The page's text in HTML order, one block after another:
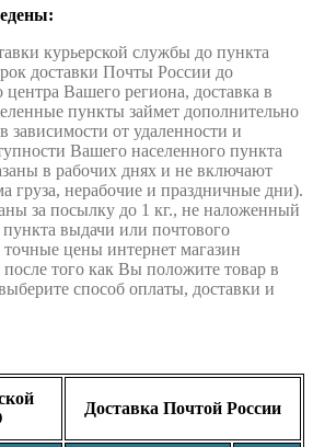
курьерской службы до пункта
доставки Почты России до
центра Вашего региона, доставка в
пункты займет дополнительно
зависимости от удаленности и
Вашего населенного пункта
в рабочих днях и не включают
груза, нерабочие и праздничные дни).
за посылку до 1 кг., не наложенный
выдачи или почтового
точные цены интернет магазин
после того как Вы положите товар в
способ оплаты, доставки и
Доставка Почтой России